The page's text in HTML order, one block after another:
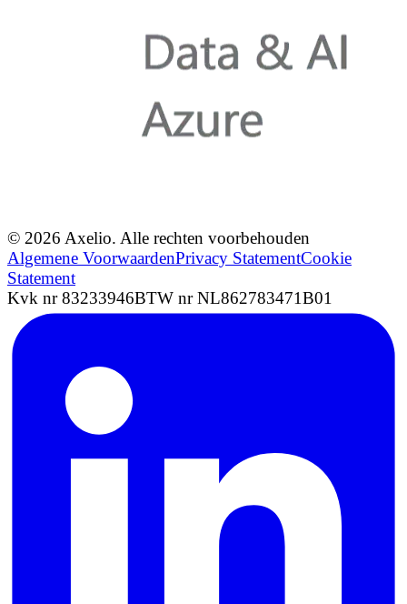
© 2026 Axelio. Alle rechten voorbehouden
Algemene VoorwaardenPrivacy StatementCookie
Statement
Kvk nr 83233946BTW nr NL862783471B01